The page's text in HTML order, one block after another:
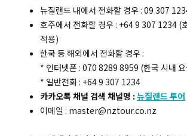
뉴질랜드 내에서 전화할 경우 : 09 307
호주에서 전화할 경우 : +64 9 307 1234 (
적용)
한국 등 해외에서 전화할 경우 :
* 인터넷폰 : 070 8289 8959 (한국 시내
* 일반전화 : +64 9 307 1234
카카오톡 채널 검색 채널명 : 뉴질랜드 투어
이메일 : master@nztour.co.nz